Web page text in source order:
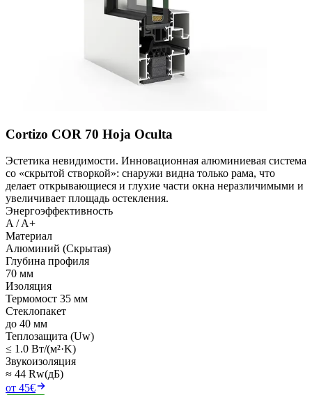
Cortizo COR 70 Hoja Oculta
Эстетика невидимости. Инновационная алюминиевая система
со «скрытой створкой»: снаружи видна только рама, что
делает открывающиеся и глухие части окна неразличимыми и
увеличивает площадь остекления.
Энергоэффективность
A / A+
Материал
Алюминий (Скрытая)
Глубина профиля
70 мм
Изоляция
Термомост 35 мм
Стеклопакет
до 40 мм
Теплозащита (Uw)
≤ 1.0 Вт/(м²·K)
Звукоизоляция
≈ 44 Rw(дБ)
от 45€